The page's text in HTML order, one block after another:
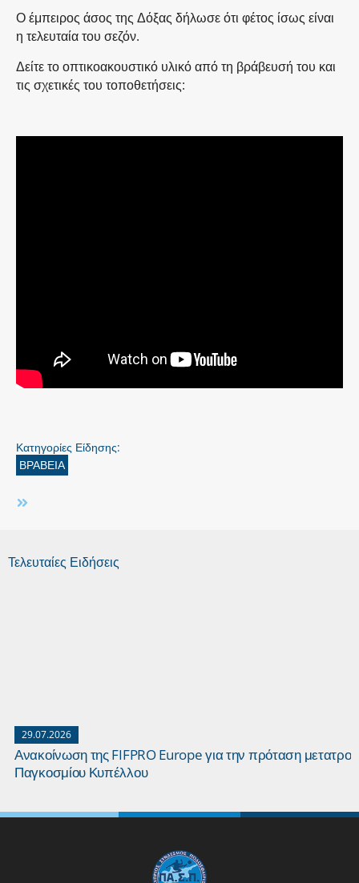
Ο έμπειρος άσος της Δόξας δήλωσε ότι φέτος ίσως είναι
η τελευταία του σεζόν.
Δείτε το οπτικοακουστικό υλικό από τη βράβευσή του και
τις σχετικές του τοποθετήσεις:
Κατηγορίες Είδησης:
ΒΡΑΒΕΙΑ
Τελευταίες Ειδήσεις
29.07.2026
Ανακοίνωση της FIFPRO Europe για την πρόταση
Παγκοσμίου Κυπέλλου